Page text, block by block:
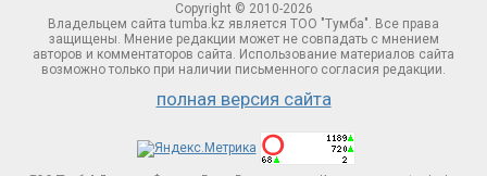
Copyright © 2010-2026
Владельцем сайта tumba.kz является ТОО "Тумба". Все права
защищены. Мнение редакции может не совпадать с мнением
авторов и комментаторов сайта. Использование материалов сайта
возможно только при наличии письменного согласия редакции.
полная версия сайта